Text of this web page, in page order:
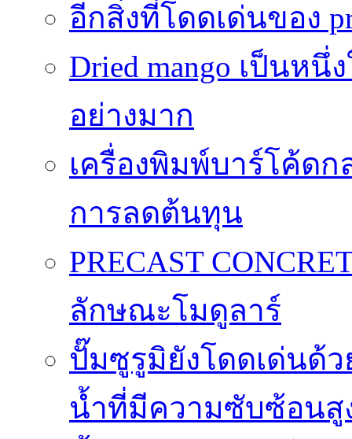
อีกสิ่งที่โดดเด่นของ
Dried mango เป็นห
อย่างมาก
เครื่องพิมพ์บาร์โค้ด
การลดต้นทุน
PRECAST
ลักษณะโมดูลาร์
ปั๊มซูรูมิยังโดดเด่นด้
น้ำที่มีความซับซ้อนสู